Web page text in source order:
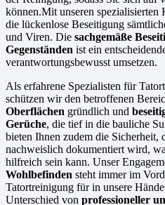
können.Mit unseren spezialisierten
die lückenlose Beseitigung
und Viren. Die sachgemäße
Gegenständen ist ein
verantwortungsbewusst umsetzen.
Als erfahrene Spezialisten für
schützen wir den betroffenen
Oberflächen gründlich und
Gerüche, die tief in die bauliche
bieten Ihnen zudem die Sicherheit,
nachweislich dokumentiert wird,
hilfreich sein kann. Unser
Wohlbefinden steht immer im
Tatortreinigung für in unsere
Unterschied von professioneller